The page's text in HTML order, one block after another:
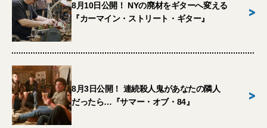
8月10日公開！ NYの廃材をギターへ変える
『カーマイン・ストリート・ギター』
>
8月3日公開！ 連続殺人鬼があなたの隣人
だったら…『サマー・オブ・84』
>